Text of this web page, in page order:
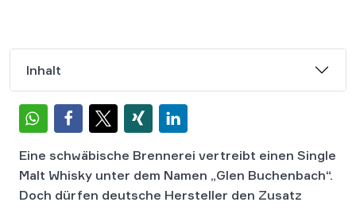
Inhalt
Eine schwäbische Brennerei vertreibt einen Single
Malt Whisky unter dem Namen „Glen Buchenbach“.
Doch dürfen deutsche Hersteller den Zusatz